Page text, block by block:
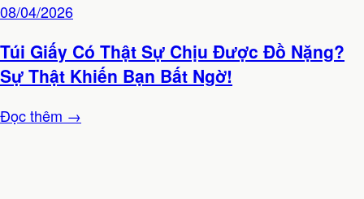
08/04/2026
Túi Giấy Có Thật Sự Chịu Được Đồ Nặng?
Sự Thật Khiến Bạn Bất Ngờ!
Đọc thêm →